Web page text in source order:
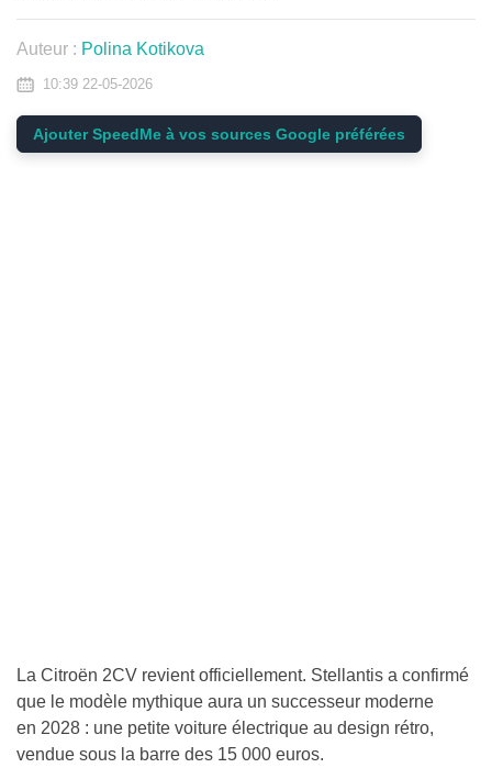
Auteur : Polina Kotikova
10:39 22-05-2026
Ajouter SpeedMe à vos sources Google préférées
La Citroën 2CV revient officiellement. Stellantis a confirmé
que le modèle mythique aura un successeur moderne
en 2028 : une petite voiture électrique au design rétro,
vendue sous la barre des 15 000 euros.